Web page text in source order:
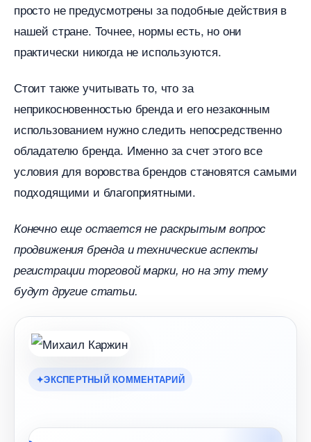
просто не предусмотрены за подобные действия
нашей стране. Точнее, нормы есть, но они
практически никогда не используются.
Стоит также учитывать то, что за
неприкосновенностью бренда и его незаконным
использованием нужно следить непосредственно
обладателю бренда. Именно за счет этого все
условия для воровства брендов становятся самыми
подходящими и благоприятными.
Конечно еще остается не раскрытым вопрос
продвижения бренда и технические аспекты
регистрации торговой марки, но на эту тему
удут другие статьи.
ЭКСПЕРТНЫЙ КОММЕНТАРИЙ